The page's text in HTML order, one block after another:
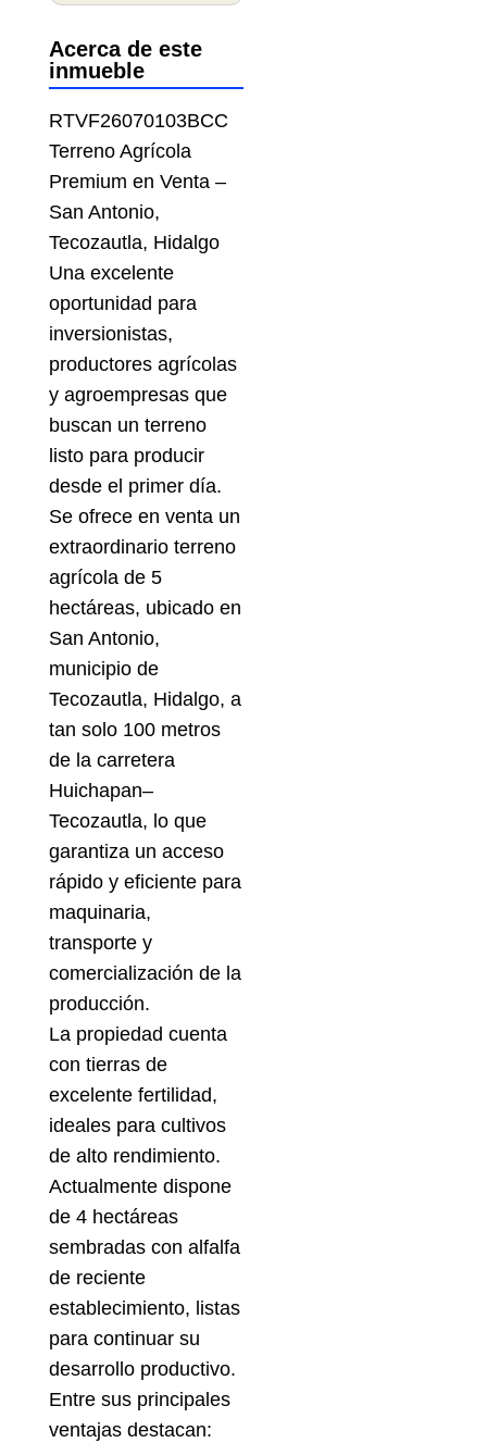
Acerca de este
inmueble
RTVF26070103BCC
Terreno Agrícola
Premium en Venta –
San Antonio,
Tecozautla, Hidalgo
Una excelente
oportunidad para
inversionistas,
productores agrícolas
y agroempresas que
buscan un terreno
listo para producir
desde el primer día.
Se ofrece en venta un
extraordinario terreno
agrícola de 5
hectáreas, ubicado en
San Antonio,
municipio de
Tecozautla, Hidalgo, a
tan solo 100 metros
de la carretera
Huichapan–
Tecozautla, lo que
garantiza un acceso
rápido y eficiente para
maquinaria,
transporte y
comercialización de la
producción.
La propiedad cuenta
con tierras de
excelente fertilidad,
ideales para cultivos
de alto rendimiento.
Actualmente dispone
de 4 hectáreas
sembradas con alfalfa
de reciente
establecimiento, listas
para continuar su
desarrollo productivo.
Entre sus principales
ventajas destacan: